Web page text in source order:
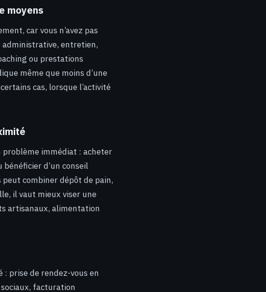
moyens
car vous n’avez pas
administrative, entretien,
ou prestations
même que moins d’une
cas, lorsque l’activité
problème immédiat : acheter
d’un conseil
combiner dépôt de pain,
il vaut mieux viser une
artisanaux, alimentation
prise de rendez-vous en
facturation